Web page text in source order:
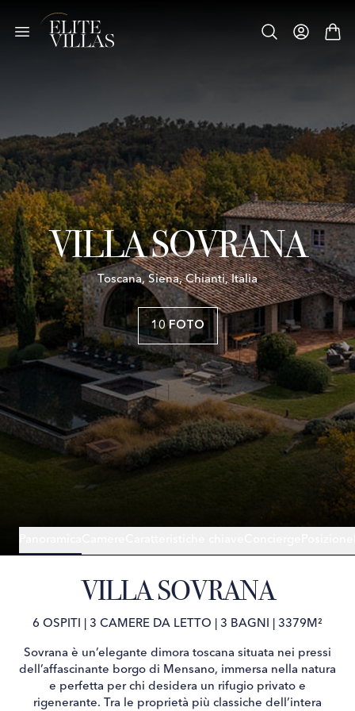
VILLA SOVRANA
Toscana, Siena, Chianti, Italia
10 FOTO
VILLA SOVRANA
6 OSPITI 3 CAMERE DA LETTO 3 BAGNI 3379M²
Sovrana è un’elegante dimora toscana situata nei pressi
dell’affascinante borgo di Mensano, immersa nella natura
e perfetta per chi desidera un rifugio privato e
rigenerante. Tra le proprietà più classiche dell’intera